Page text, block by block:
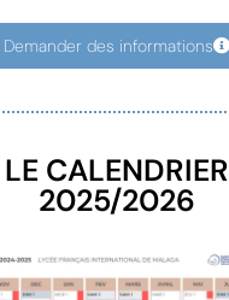
Demander des informations
LE CALENDRIER
2025/2026